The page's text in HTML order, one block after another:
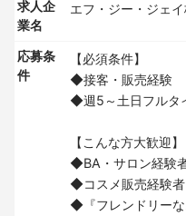
求人企
業名
エフ・ジー・ジェ
応募条
件
【必須条件】
◆接客・販売経験
◆週5～土日フルタ
【こんな方大歓迎】
◆BA・サロン経験
◆コスメ販売経験者
◆『フレンドリー